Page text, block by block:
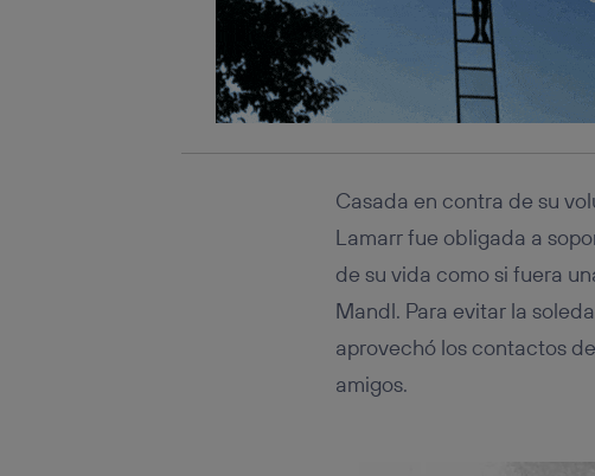
Casada en contra de su
Lamarr fue obligada a
de su vida como si fuera
Mandl. Para evitar la
aprovechó los contactos
amigos.